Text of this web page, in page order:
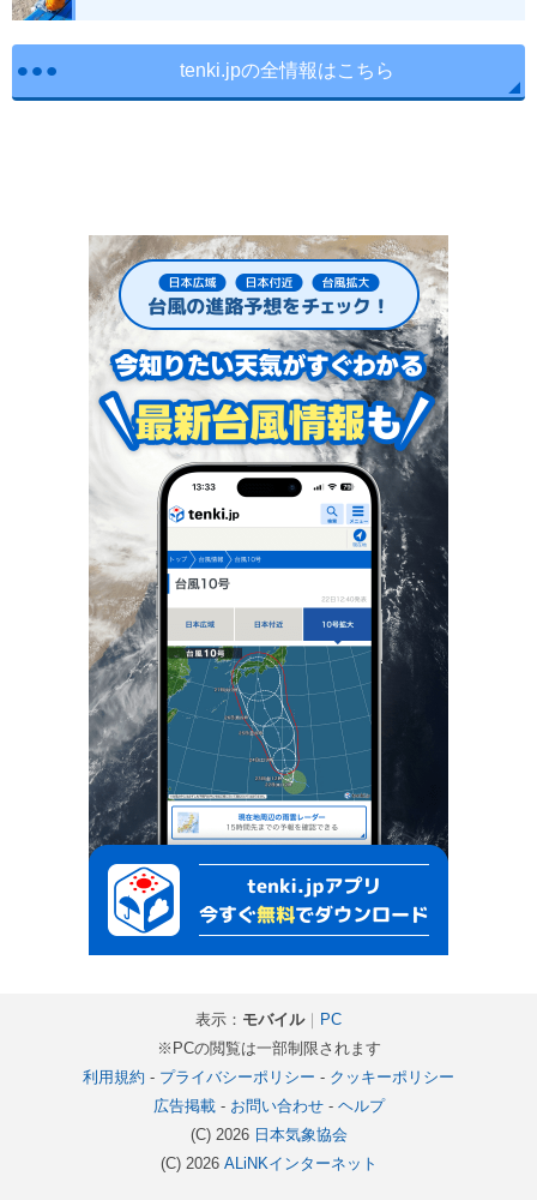
tenki.jpの全情報はこちら
表示： モバイル｜
PC
※PCの閲覧は一部制限されます
利用規約 - プライバシーポリシー - クッキーポリシー
広告掲載- お問い合わせ- ヘルプ
(C) 2026 日本気象協会
(C) 2026 ALiNKインターネット